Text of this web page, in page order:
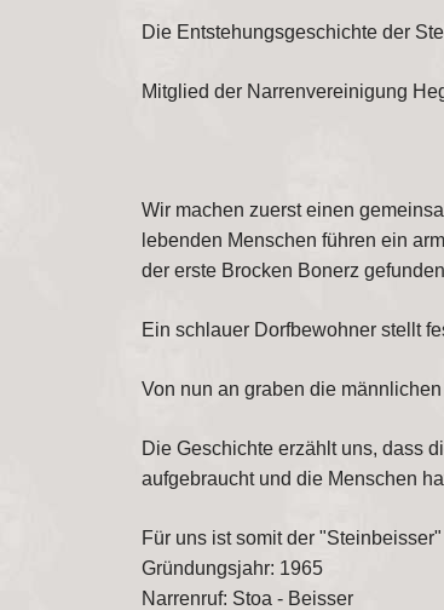
Die Entstehungsgeschichte der
Mitglied der Narrenvereinigung
Wir machen zuerst einen
lebenden Menschen führen ein
der erste Brocken Bonerz
Ein schlauer Dorfbewohner stellt
Von nun an graben die
Die Geschichte erzählt uns, dass
aufgebraucht und die Menschen
Für uns ist somit der
Gründungsjahr: 1965
Narrenruf: Stoa - Beisser